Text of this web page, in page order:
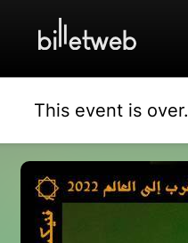
This event is over.